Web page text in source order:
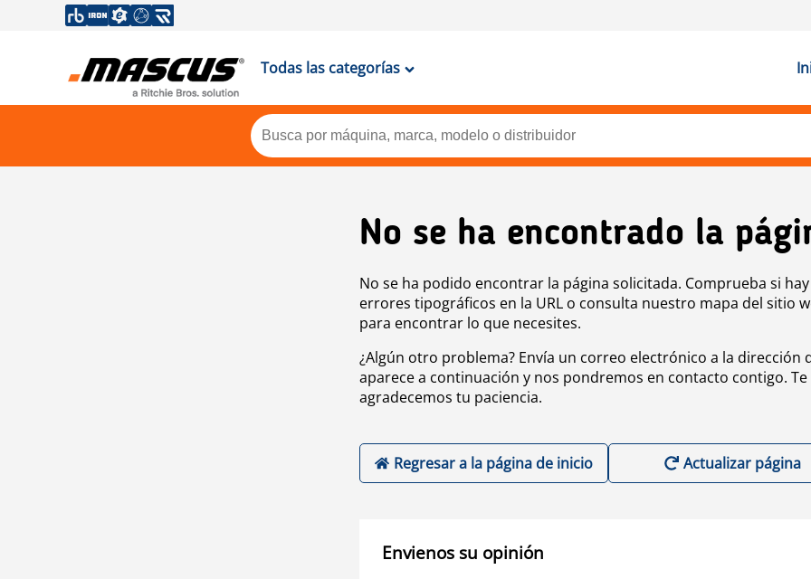
Todas las categorías
No se ha encontrado la
No se ha podido encontrar la página solicitada. Comprueba si hay
errores tipográficos en la URL o consulta nuestro mapa del sitio
para encontrar lo que necesites.
¿Algún otro problema? Envía un correo electrónico a la dirección
aparece a continuación y nos pondremos en contacto contigo. Te
agradecemos tu paciencia.
Regresar a la página de inicio Actualizar página
Envienos su opinión